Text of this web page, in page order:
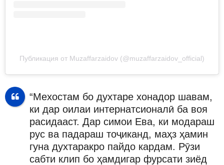
Публикация от Muzaffarzaidov (@muzaffarzaidov_official)
“Мехостам бо духтаре хонадор шавам,
ки дар оилаи интернатсионалӣ ба воя
расидааст. Дар симои Ева, ки модараш
рус ва падараш тоҷиканд, маҳз ҳамин
гуна духтаракро пайдо кардам. Рӯзи
сабти клип бо ҳамдигар фурсати зиёд